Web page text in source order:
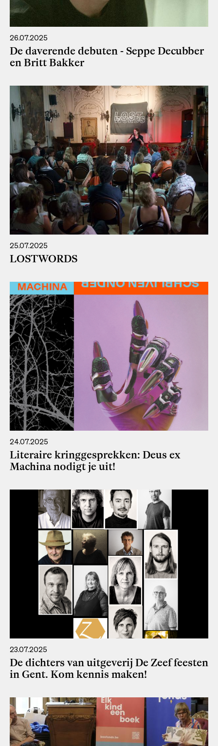
26.07.2025
De daverende debuten - Seppe Decubber
en Britt Bakker
25.07.2025
LOSTWORDS
24.07.2025
Literaire kringgesprekken: Deus ex
Machina nodigt je uit!
23.07.2025
De dichters van uitgeverij De Zeef feesten
in Gent. Kom kennis maken!